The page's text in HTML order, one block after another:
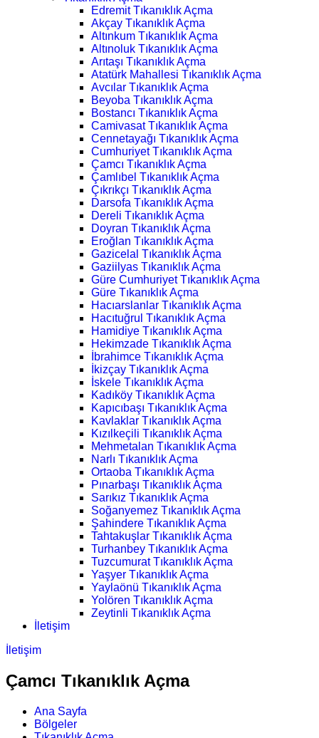
Edremit Tıkanıklık Açma
Akçay Tıkanıklık Açma
Altınkum Tıkanıklık Açma
Altınoluk Tıkanıklık Açma
Arıtaşı Tıkanıklık Açma
Atatürk Mahallesi Tıkanıklık Açma
Avcılar Tıkanıklık Açma
Beyoba Tıkanıklık Açma
Bostancı Tıkanıklık Açma
Camivasat Tıkanıklık Açma
Cennetayağı Tıkanıklık Açma
Cumhuriyet Tıkanıklık Açma
Çamcı Tıkanıklık Açma
Çamlıbel Tıkanıklık Açma
Çıkrıkçı Tıkanıklık Açma
Darsofa Tıkanıklık Açma
Dereli Tıkanıklık Açma
Doyran Tıkanıklık Açma
Eroğlan Tıkanıklık Açma
Gazicelal Tıkanıklık Açma
Gaziilyas Tıkanıklık Açma
Güre Cumhuriyet Tıkanıklık Açma
Güre Tıkanıklık Açma
Hacıarslanlar Tıkanıklık Açma
Hacıtuğrul Tıkanıklık Açma
Hamidiye Tıkanıklık Açma
Hekimzade Tıkanıklık Açma
İbrahimce Tıkanıklık Açma
İkizçay Tıkanıklık Açma
İskele Tıkanıklık Açma
Kadıköy Tıkanıklık Açma
Kapıcıbaşı Tıkanıklık Açma
Kavlaklar Tıkanıklık Açma
Kızılkeçili Tıkanıklık Açma
Mehmetalan Tıkanıklık Açma
Narlı Tıkanıklık Açma
Ortaoba Tıkanıklık Açma
Pınarbaşı Tıkanıklık Açma
Sarıkız Tıkanıklık Açma
Soğanyemez Tıkanıklık Açma
Şahindere Tıkanıklık Açma
Tahtakuşlar Tıkanıklık Açma
Turhanbey Tıkanıklık Açma
Tuzcumurat Tıkanıklık Açma
Yaşyer Tıkanıklık Açma
Yaylaönü Tıkanıklık Açma
Yolören Tıkanıklık Açma
Zeytinli Tıkanıklık Açma
İletişim
İletişim
Çamcı Tıkanıklık Açma
Ana Sayfa
Bölgeler